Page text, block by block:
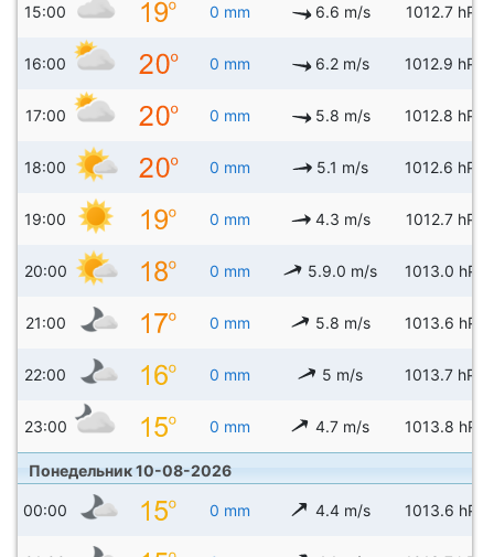
15:00 0 mm 6.6 m/s 1012.7 hPa
16:00 0 mm 6.2 m/s 1012.9 hPa
17:00 0 mm 5.8 m/s 1012.8 hPa
18:00 0 mm 5.1 m/s 1012.6 hPa
19:00 0 mm 4.3 m/s 1012.7 hPa
20:00 0 mm 5.9.0 m/s 1013.0 hPa
21:00 0 mm 5.8 m/s 1013.6 hPa
22:00 0 mm 5 m/s 1013.7 hPa
23:00 0 mm 4.7 m/s 1013.8 hPa
Понедельник 10-08-2026
00:00 0 mm 4.4 m/s 1013.6 hPa